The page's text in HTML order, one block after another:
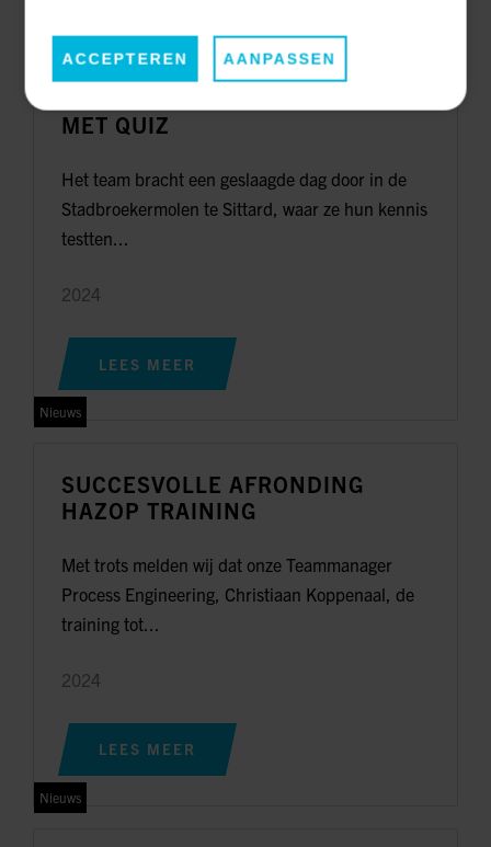
MET QUIZ
Het team bracht een geslaagde dag door in de
Stadbroekermolen te Sittard, waar ze hun kennis
testten...
2024
LEES MEER
Nieuws
SUCCESVOLLE AFRONDING
HAZOP TRAINING
Met trots melden wij dat onze Teammanager
Process Engineering, Christiaan Koppenaal, de
training tot...
2024
LEES MEER
Nieuws
ACCEPTEREN AANPASSEN